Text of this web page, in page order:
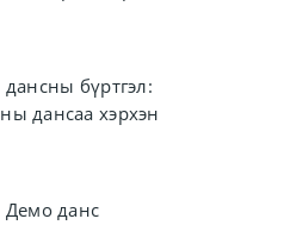
бүртгэл:
дансаа хэрхэн
вэ
Демо данс